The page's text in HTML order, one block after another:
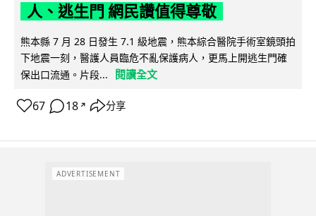
人、逃生門 網民讚值得尊敬
熊本縣 7 月 28 日發生 7.1 級地震，熊本綜合醫院手術室鏡頭拍
下地震一刻，醫護人員臨危不亂保護病人，更馬上開逃生門確
保出口流通。片段...
閱讀全文
67 18 ↗ 分享
ADVERTISEMENT